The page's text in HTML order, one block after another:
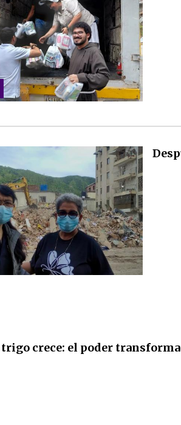
trigo crece: el poder